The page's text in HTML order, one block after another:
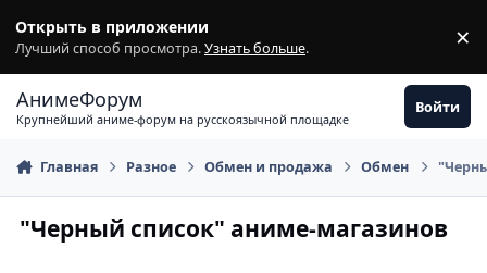
Открыть в приложении
Лучший способ просмотра.Узнать больше. ×
АнимеФорум
Крупнейший аниме-форум на русскоязычной площадке
Войти
Главная Разное Обмен и продажа Обмен
"Черный список" аниме-магазинов